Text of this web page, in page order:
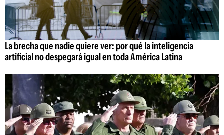
La brecha que nadie quiere ver: por qué la inteligencia
artificial no despegará igual en toda América Latina